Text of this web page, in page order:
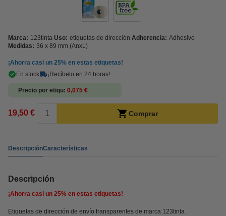
Marca: 123tinta Uso: etiquetas de dirección Adherencia: Adhesivo
Medidas: 36 x 89 mm (AnxL)
¡Ahorra casi un 25% en estas etiquetas!
En stock
¡Recíbelo en 24 horas!
Precio por etiqu 0,075 €
19,50 € Comprar
DescripciónCaracterísticas
Descripción
¡Ahorra casi un 25% en estas etiquetas!
Etiquetas de dirección de envío transparentes de marca 123tinta